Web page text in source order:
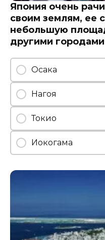
Япония очень
своим землям, ее
небольшую
другими
Осака
Нагоя
Токио
Иокогама